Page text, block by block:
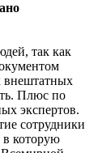
так как
внештатных
Плюс по
экспертов.
сотрудники
в которую